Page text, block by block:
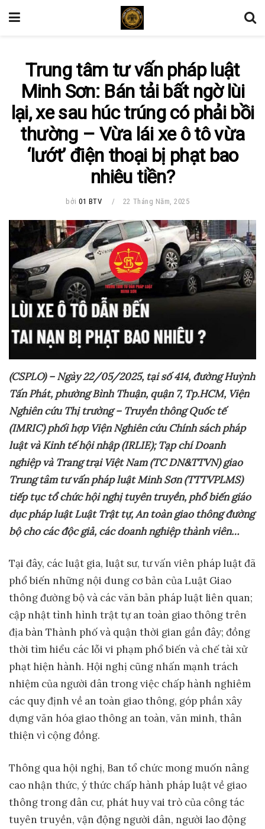
Trung tâm tư vấn pháp luật
Minh Sơn: Bán tải bất ngờ lùi
lại, xe sau húc trúng có phải bồi
thường – Vừa lái xe ô tô vừa
‘lướt’ điện thoại bị phạt bao
nhiêu tiền?
bởi 01 BTV 22 Tháng Năm, 2025
(CSPLO) – Ngày22/05/2025, tại số 414, đường Huỳnh
Tấn Phát, phường Bình Thuận, quận 7, Tp.HCM, Viện
Nghiên cứu Thị trường – Truyền thông Quốc tế
(IMRIC) phối hợp Viện Nghiên cứu Chính sách pháp
luật và Kinh tế hội nhập (IRLIE); Tạp chí Doanh
nghiệp và Trang trại Việt Nam (TC DN&TTVN) giao
Trung tâm tư vấn pháp luật Minh Sơn (TTTVPLMS)
tiếp tụctổ chức hội nghị tuyên truyền, phổ biến giáo
dục pháp luật Luật Trật tự, An toàn giao thông đường
bộcho các độc giả, các doanh nghiệp thành viên…
Tại đây, các luật gia, luật sư, tư vấn viên pháp luật đã
phổ biến những nội dung cơ bản của Luật Giao
thông đường bộ và các văn bản pháp luật liên quan;
cập nhật tình hình trật tự an toàn giao thông trên
địa bàn Thành phố và quận thời gian gần đây; đồng
thời tìm hiểu các lỗi vi phạm phổ biến và chế tài xử
phạt hiện hành. Hội nghị cũng nhấn mạnh trách
nhiệm của người dân trong việc chấp hành nghiêm
các quy định về an toàn giao thông, góp phần xây
dựng văn hóa giao thông an toàn, văn minh, thân
thiện vì cộng đồng.
Thông qua hội nghị, Ban tổ chức mong muốn nâng
cao nhận thức, ý thức chấp hành pháp luật về giao
thông trong dân cư, phát huy vai trò của công tác
tuyên truyền, vận động người dân, người lao động